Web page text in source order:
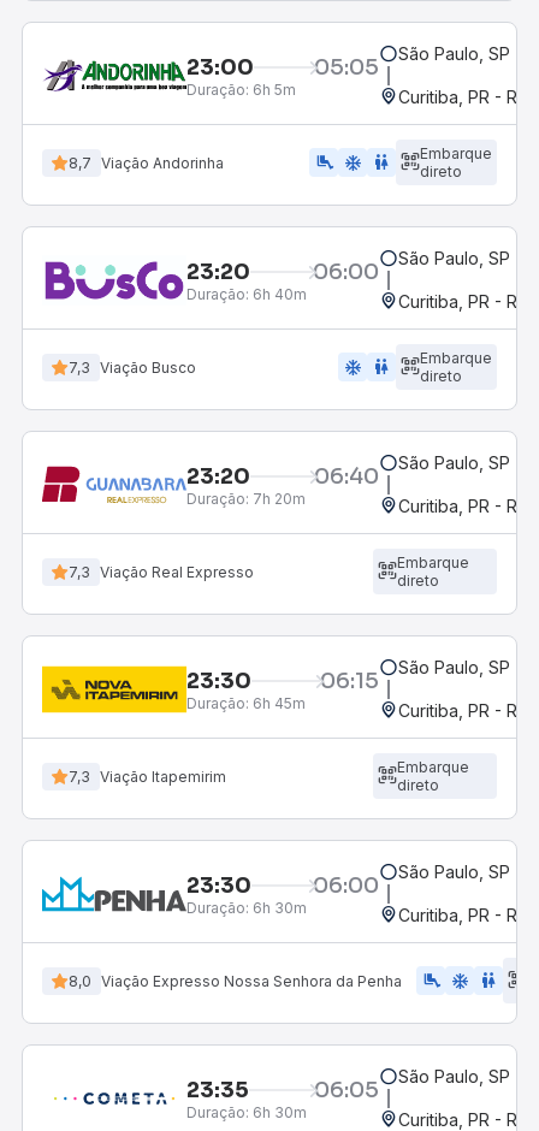
23:00 05:05
Duração: 6h 5m
São Paulo, SP -
Curitiba, PR -
8,7 Viação Andorinha airline_seat_legroom_extra ac_unit WC
Embarque
direto
23:20 06:00
Duração: 6h 40m
São Paulo, SP -
Curitiba, PR -
7,3 Viação Busco ac_unit wc
Embarque
direto
23:20 06:40
Duração: 7h 20m
São Paulo, SP -
Curitiba, PR -
7,3 Viação Real Expresso
Embarque
direto
23:30 06:15
Duração: 6h 45m
São Paulo, SP -
Curitiba, PR -
7,3 Viação Itapemirim
Embarque
direto
23:30 06:00
Duração: 6h 30m
São Paulo, SP -
Curitiba, PR -
8,0 Viação Expresso Nossa Senhora da Penha airline_seat_legroom_extra ac_unit WC
23:35 06:05
Duração: 6h 30m
São Paulo, SP -
Curitiba, PR -